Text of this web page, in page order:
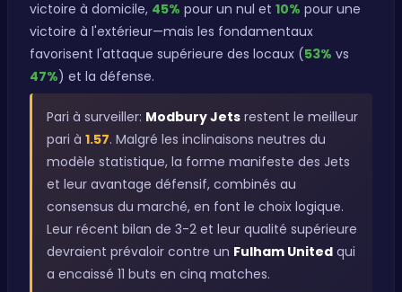
victoire à domicile, 45% pour un nul et 10% pour une
victoire à l'extérieur—mais les fondamentaux
favorisent l'attaque supérieure des locaux (53% vs
47%) et la défense.
Pari à surveiller: Modbury Jets restent le meilleur
pari à 1.57. Malgré les inclinaisons neutres du
modèle statistique, la forme manifeste des Jets
et leur avantage défensif, combinés au
consensus du marché, en font le choix logique.
Leur récent bilan de 3-2 et leur qualité supérieure
devraient prévaloir contre un Fulham United qui
a encaissé 11 buts en cinq matches.